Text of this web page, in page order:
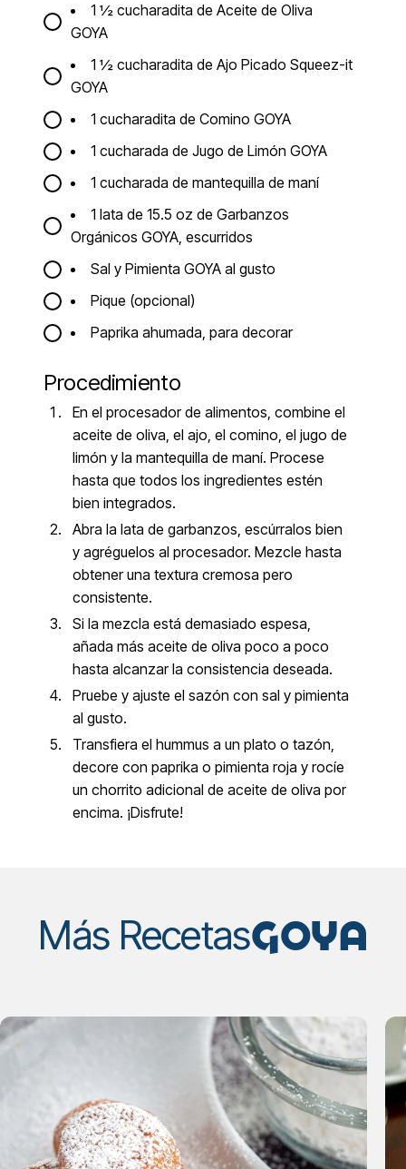
1 ½ cucharadita de Aceite de Oliva
GOYA
1 ½ cucharadita de Ajo Picado Squeez-it
GOYA
1 cucharadita de Comino GOYA
1 cucharada de Jugo de Limón GOYA
1 cucharada de mantequilla de maní
1 lata de 15.5 oz de Garbanzos
Orgánicos GOYA, escurridos
Sal y Pimienta GOYA al gusto
Pique (opcional)
Paprika ahumada, para decorar
Procedimiento
En el procesador de alimentos, combine el
aceite de oliva, el ajo, el comino, el jugo de
limón y la mantequilla de maní. Procese
hasta que todos los ingredientes estén
bien integrados.
Abra la lata de garbanzos, escúrralos bien
y agréguelos al procesador. Mezcle hasta
obtener una textura cremosa pero
consistente.
Si la mezcla está demasiado espesa,
añada más aceite de oliva poco a poco
hasta alcanzar la consistencia deseada.
Pruebe y ajuste el sazón con sal y pimienta
al gusto.
Transfiera el hummus a un plato o tazón,
decore con paprika o pimienta roja y rocíe
un chorrito adicional de aceite de oliva por
encima. ¡Disfrute!
Más RecetasGOYA